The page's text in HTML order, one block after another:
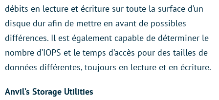
débits en lecture et écriture sur toute la surface d’un
disque dur afin de mettre en avant de possibles
différences. Il est également capable de déterminer le
nombre d’IOPS et le temps d’accès pour des tailles de
données différentes, toujours en lecture et en écriture.
Anvil’s Storage Utilities